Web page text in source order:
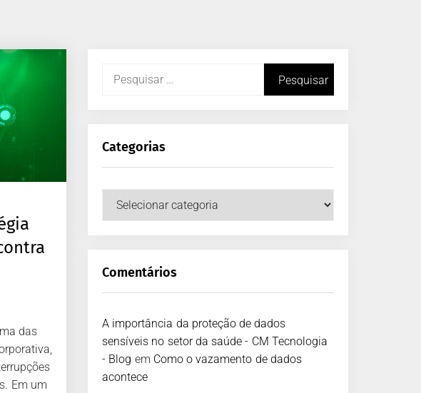
das
Em um
Categorias
Comentários
A importância da proteção de dados
sensíveis no setor da saúde - CM Tecnologia
- Blog em Como o vazamento de dados
acontece